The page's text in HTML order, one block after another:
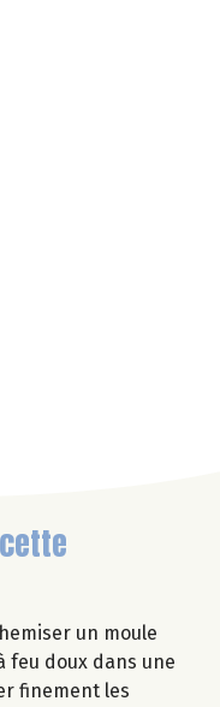
un moule
feu doux dans une
finement les